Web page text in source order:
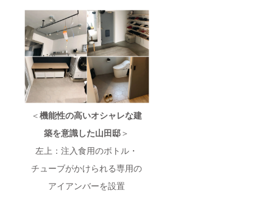
＜機能性の高いオシャレな建
築を意識した山田邸＞
左上：注入食用のボトル・
チューブがかけられる専用の
アイアンバーを設置